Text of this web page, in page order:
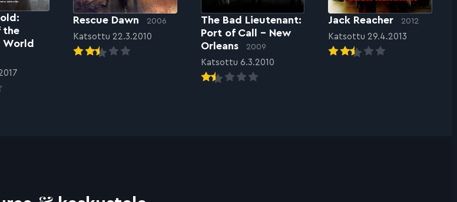
the
World
Rescue Dawn 2006
Katsottu 22.3.2010
The Bad Lieutenant:
Port of Call – New
Orleans
2009
Katsottu 6.3.2010
Jack Reacher 2012
Katsottu 29.4.2013